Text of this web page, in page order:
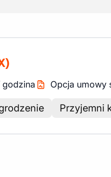
godzina Opcja umowy
Przyjemni